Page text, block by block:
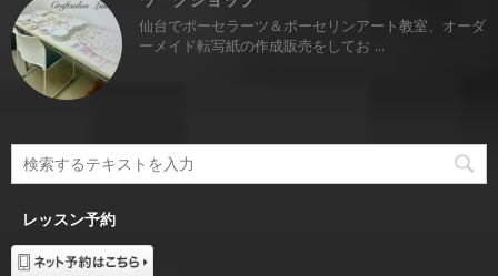
仙台でポーセラーツ＆ポーセリンアート教室、オーダ
ーメイド転写紙の作成販売をしてお ...
レッスン予約